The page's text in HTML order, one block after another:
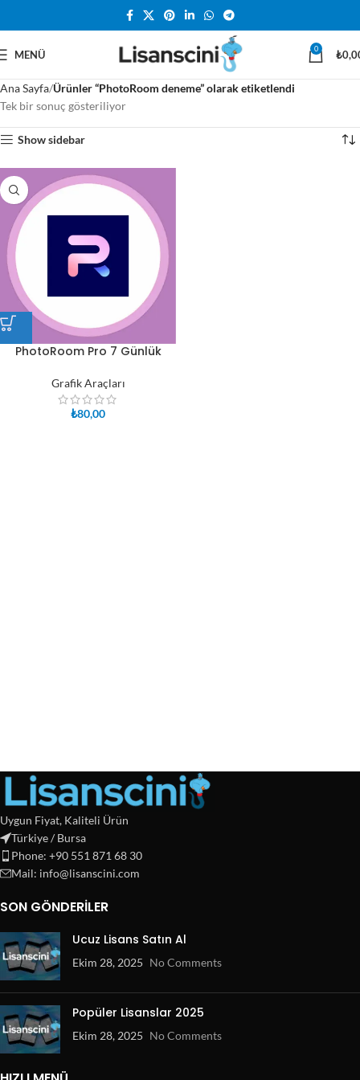
MENÜ 0 ₺
Ana Sayfa Ürünler “PhotoRoom deneme” olarak etiketlendi
Tek bir sonuç gösteriliyor
Show sidebar
PhotoRoom Pro 7 Günlük
Grafik Araçları
₺80,00
Uygun Fiyat, Kaliteli Ürün
Türkiye / Bursa
Phone: +90 551 871 68 30
Mail: info@lisanscini.com
SON GÖNDERILER
Ucuz Lisans Satın Al
Ekim 28, 2025 No Comments
Popüler Lisanslar 2025
Ekim 28, 2025 No Comments